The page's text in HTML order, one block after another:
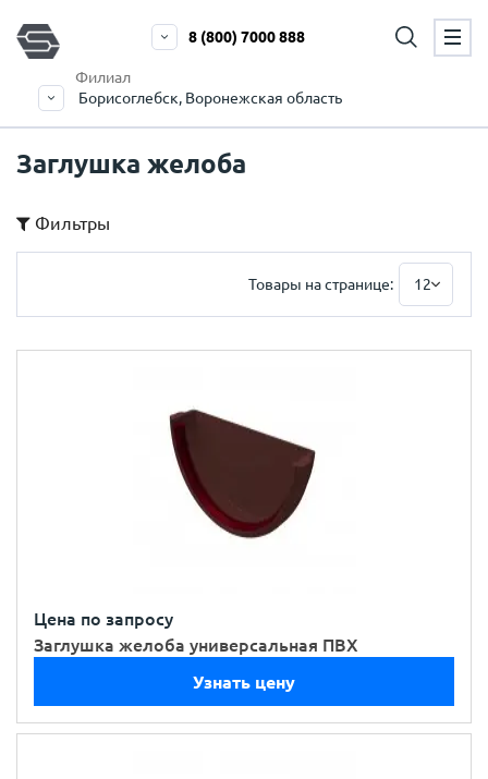
Филиал
Борисоглебск, Воронежская область
8 (800) 7000 888
Заглушка желоба
Фильтры
Товары на странице: 12
Цена по запросу
Заглушка желоба универсальная ПВХ
Узнать цену